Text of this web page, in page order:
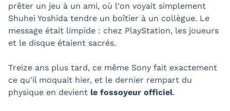
prêter un jeu à un ami, où l'on voyait simplement
Shuhei Yoshida tendre un boîtier à un collègue. Le
message était limpide : chez PlayStation, les joueurs
et le disque étaient sacrés.
Treize ans plus tard, ce même Sony fait exactement
ce qu'il moquait hier, et le dernier rempart du
physique en devient le fossoyeur officiel.